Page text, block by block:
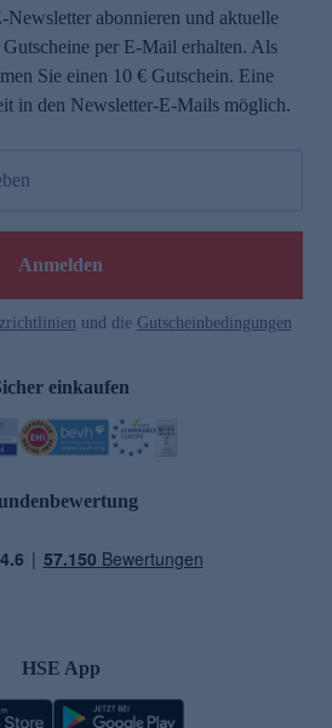
Newsletter abonnieren und aktuelle
per E-Mail erhalten. Als
Sie einen 10 € Gutschein. Eine
in den Newsletter-E-Mails möglich.
Anmelden
und die Gutscheinbedingungen
einkaufen
HSE App